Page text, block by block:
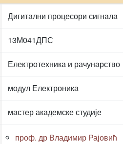
Дигитални процесори сигнала
13М041ДПС
Електротехника и рачунарство
модул Електроника
мастер академске студије
проф. др Владимир Рајовић